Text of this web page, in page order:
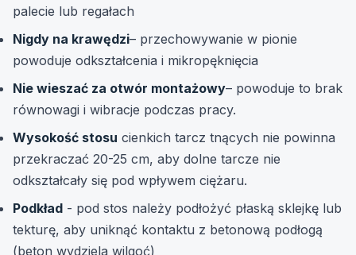
palecie lub regałach
Nigdy na krawędzi– przechowywanie w pionie
powoduje odkształcenia i mikropęknięcia
Nie wieszać za otwór montażowy– powoduje to brak
równowagi i wibracje podczas pracy.
Wysokość stosu cienkich tarcz tnących nie powinna
przekraczać 20-25 cm, aby dolne tarcze nie
odkształcały się pod wpływem ciężaru.
Podkład - pod stos należy podłożyć płaską sklejkę lub
tekturę, aby uniknąć kontaktu z betonową podłogą
(beton wydziela wilgoć)